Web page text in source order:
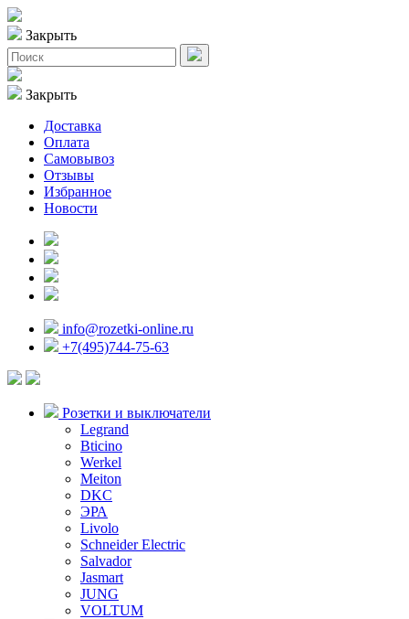
Закрыть
Закрыть
Доставка
Оплата
Самовывоз
Отзывы
Избранное
Новости
info@rozetki-online.ru
+7(495)744-75-63
Розетки и выключатели
Legrand
Bticino
Werkel
Meiton
DKC
ЭРА
Livolo
Schneider Electric
Salvador
Jasmart
JUNG
VOLTUM